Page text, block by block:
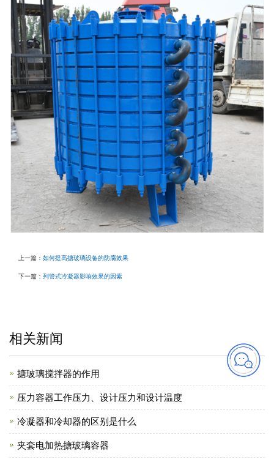
上一篇： 如何提高搪玻璃设备的防腐效果
下一篇： 列管式冷凝器影响效果的因素
相关新闻
搪玻璃搅拌器的作用
压力容器工作压力、设计压力和设计温度
冷凝器和冷却器的区别是什么
夹套电加热搪玻璃容器